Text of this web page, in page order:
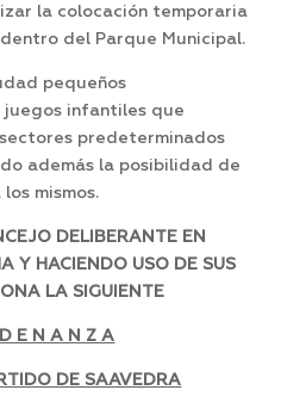
la colocación temporaria
del Parque Municipal.
pequeños
juegos infantiles que
predeterminados
además la posibilidad de
mismos.
DELIBERANTE EN
Y HACIENDO USO DE SUS
LA SIGUIENTE
E N A N Z A
DE SAAVEDRA